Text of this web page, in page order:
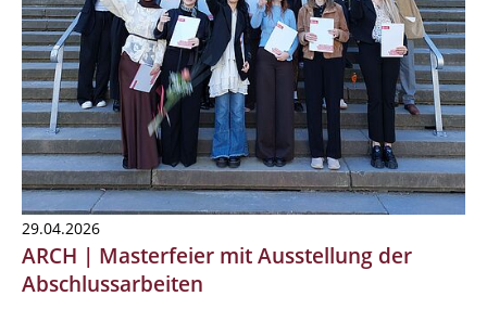
29.04.2026
ARCH | Masterfeier mit Ausstellung der
Abschlussarbeiten